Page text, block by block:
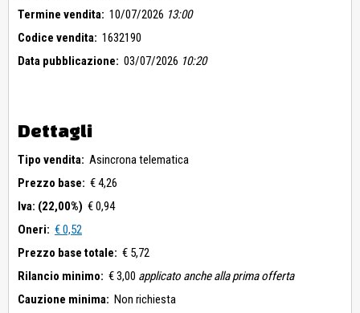
Termine vendita: 10/07/2026 13:00
Codice vendita: 1632190
Data pubblicazione: 03/07/2026 10:20
Dettagli
Tipo vendita: Asincrona telematica
Prezzo base: € 4,26
Iva: (22,00%) € 0,94
Oneri: € 0,52
Prezzo base totale: € 5,72
Rilancio minimo: € 3,00 applicato anche alla prima offerta
Cauzione minima: Non richiesta